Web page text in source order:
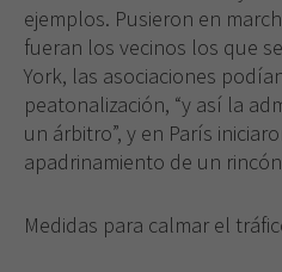
ejemplos. Pusieron en
fueran los vecinos los que
York, las asociaciones
peatonalización, “y así la
un árbitro”, y en París
apadrinamiento de un
Medidas para calmar el